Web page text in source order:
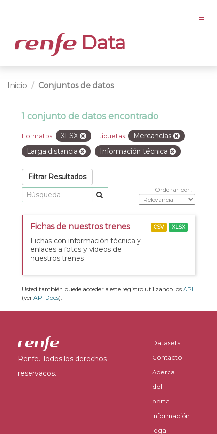
Data
Inicio Conjuntos de datos
1 conjunto de datos encontrado
Formatos: XLSX Etiquetas:
Mercancías
Larga distancia
Información técnica
Filtrar Resultados
Ordenar por
Fichas de nuestros trenes
Fichas con información técnica y
enlaces a fotos y vídeos de
nuestros trenes
CSV XLSX
Usted también puede acceder a este registro utilizando los API
(ver API Docs).
Renfe. Todos los derechos
reservados.
Datasets
Contacto
Acerca
del
portal
Información
legal